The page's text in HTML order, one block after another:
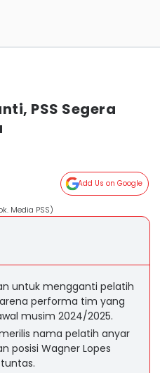
PSS Segera
Add Us on Google
Media PSS)
untuk mengganti pelatih
performa tim yang
musim 2024/2025.
nama pelatih anyar
posisi Wagner Lopes